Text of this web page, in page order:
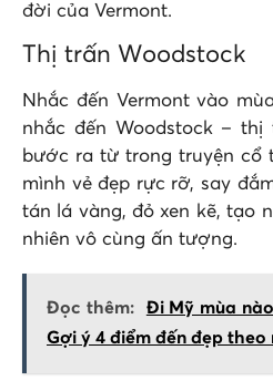
đời của Vermont.
Thị trấn Woodstock
Nhắc đến Vermont vào
nhắc đến Woodstock –
bước ra từ trong truyện cổ
mình vẻ đẹp rực rỡ, say
tán lá vàng, đỏ xen kẽ, tạo
nhiên vô cùng ấn tượng.
Đọc thêm:
Đi Mỹ mùa
Gợi ý 4 điểm đến đẹp